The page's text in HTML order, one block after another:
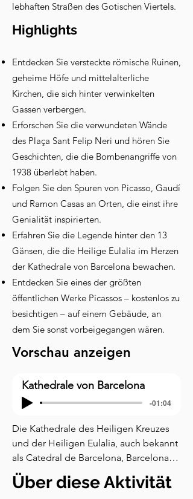
lebhaften Straßen des Gotischen Viertels.
Highlights
Entdecken Sie versteckte römische Ruinen,
geheime Höfe und mittelalterliche
Kirchen, die sich hinter verwinkelten
Gassen verbergen.
Erforschen Sie die verwundeten Wände
des Plaça Sant Felip Neri und hören Sie
Geschichten, die die Bombenangriffe von
1938 überlebt haben.
Folgen Sie den Spuren von Picasso, Gaudí
und Ramon Casas an Orten, die einst ihre
Genialität inspirierten.
Erfahren Sie die Legende hinter den 13
Gänsen, die die Heilige Eulalia im Herzen
der Kathedrale von Barcelona bewachen.
Entdecken Sie eines der größten
öffentlichen Werke Picassos – kostenlos zu
besichtigen – auf einem Gebäude, an
dem Sie sonst vorbeigegangen wären.
Vorschau anzeigen
Kathedrale von Barcelona
-01:04
Die Kathedrale des Heiligen Kreuzes
und der Heiligen Eulalia, auch bekannt
als Catedral de Barcelona, Barcelona-
Kathedrale oder La Seu, ist eine reich
verzierte mittelalterliche Kathedrale,
Über diese Aktivität